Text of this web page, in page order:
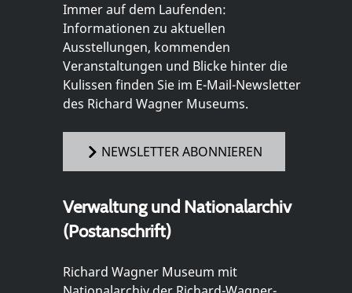
Immer auf dem Laufenden:
Informationen zu aktuellen
Ausstellungen, kommenden
Veranstaltungen und Blicke hinter die
Kulissen finden Sie im E-Mail-Newsletter
des Richard Wagner Museums.
NEWSLETTER ABONNIEREN
Verwaltung und Nationalarchiv
(Postanschrift)
Richard Wagner Museum mit